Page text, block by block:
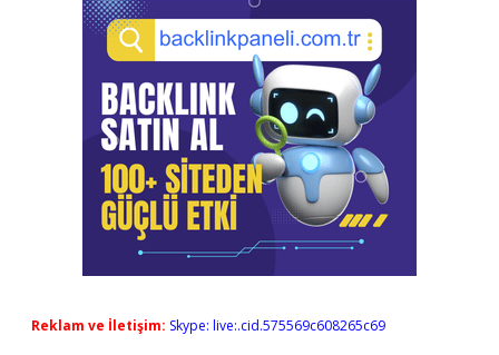
Reklam ve İletişim: Skype: live:.cid.575569c608265c69